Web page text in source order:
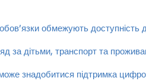
обмежують доступність
за дітьми, транспорт та
знадобитися підтримка